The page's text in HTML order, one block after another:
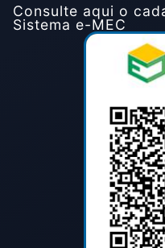
Consulte aqui o
Sistema e-MEC